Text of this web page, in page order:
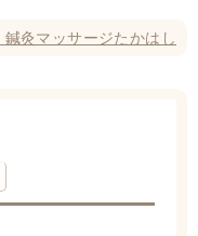
鍼灸マッサージたかはし